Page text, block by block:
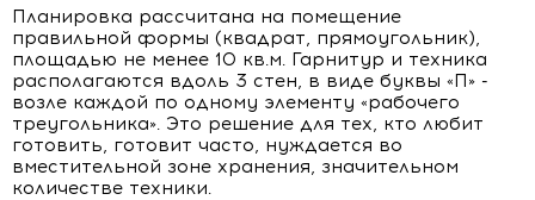
Планировка рассчитана на помещение
правильной формы (квадрат, прямоугольник),
площадью не менее 10 кв.м. Гарнитур и техника
располагаются вдоль 3 стен, в виде буквы «П» -
возле каждой по одному элементу «рабочего
треугольника». Это решение для тех, кто любит
готовить, готовит часто, нуждается во
вместительной зоне хранения, значительном
количестве техники.